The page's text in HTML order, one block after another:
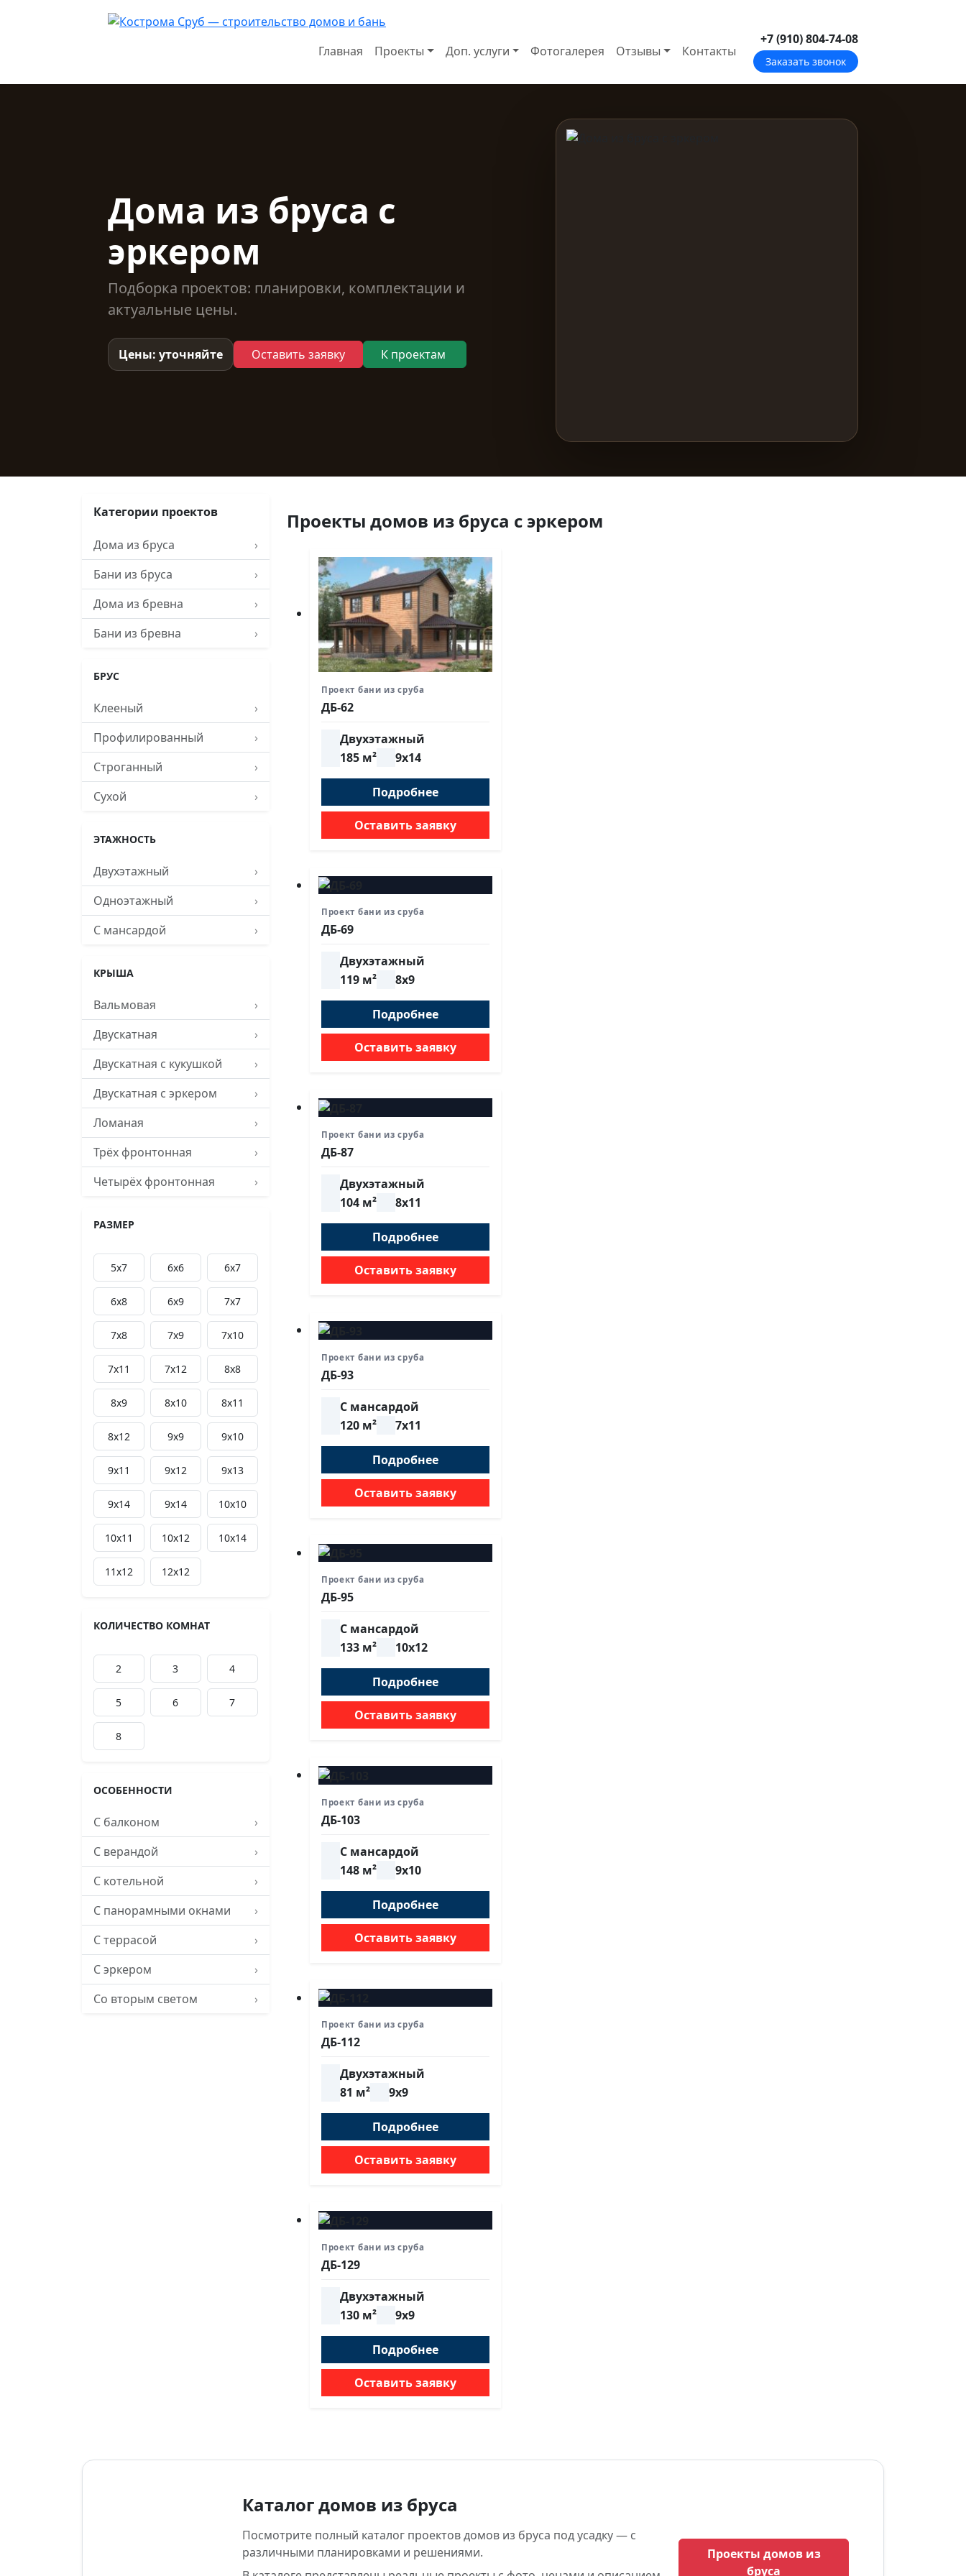
Главная Проекты Доп. услуги Фотогалерея Отзывы Контакты
+7 (910) 804-74-08
Заказать звонок
Дома из бруса с
эркером
Подборка проектов: планировки, комплектации и
актуальные цены.
Цены: уточняйте Оставить заявку К проектам
Категории проектов
Дома из бруса
›
Бани из бруса
›
Дома из бревна
›
Бани из бревна
›
БРУС
Клееный
›
Профилированный
›
Строганный
›
Сухой
›
ЭТАЖНОСТЬ
Двухэтажный
›
Одноэтажный
›
С мансардой
›
КРЫША
Вальмовая
›
Двускатная
›
Двускатная с кукушкой
›
Двускатная с эркером
›
Ломаная
›
Трёх фронтонная
›
Четырёх фронтонная
›
РАЗМЕР
5x7 6х6 6х7
6х8 6х9 7х7
7х8 7х9 7х10
7х11 7х12 8х8
8х9 8х10 8х11
8х12 9х9 9х10
9х11 9х12 9x13
9x14 9х14 10х10
10х11 10х12 10x14
11х12 12х12
КОЛИЧЕСТВО КОМНАТ
2 3 4
5 6 7
8
ОСОБЕННОСТИ
С балконом
›
С верандой
›
С котельной
›
С панорамными окнами
›
С террасой
›
С эркером
›
Со вторым светом
›
Проекты домов из бруса с эркером
Проект бани из сруба
ДБ-62
Двухэтажный
185 м²
9х14
Подробнее
Оставить заявку
Проект бани из сруба
ДБ-69
Двухэтажный
119 м²
8х9
Подробнее
Оставить заявку
Проект бани из сруба
ДБ-87
Двухэтажный
104 м²
8х11
Подробнее
Оставить заявку
Проект бани из сруба
ДБ-93
С мансардой
120 м²
7х11
Подробнее
Оставить заявку
Проект бани из сруба
ДБ-95
С мансардой
133 м²
10х12
Подробнее
Оставить заявку
Проект бани из сруба
ДБ-103
С мансардой
148 м²
9х10
Подробнее
Оставить заявку
Проект бани из сруба
ДБ-112
Двухэтажный
81 м²
9х9
Подробнее
Оставить заявку
Проект бани из сруба
ДБ-129
Двухэтажный
130 м²
9х9
Подробнее
Оставить заявку
Каталог домов из бруса
Посмотрите полный каталог проектов домов из бруса под усадку — с
различными планировками и решениями.
Проекты домов из
бруса